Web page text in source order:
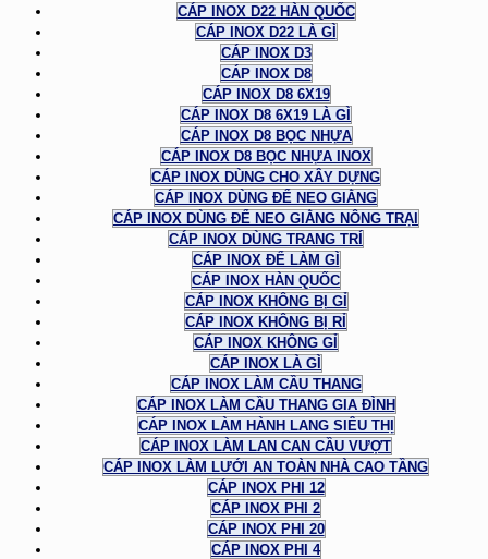
CÁP INOX D22 HÀN QUỐC
CÁP INOX D22 LÀ GÌ
CÁP INOX D3
CÁP INOX D8
CÁP INOX D8 6X19
CÁP INOX D8 6X19 LÀ GÌ
CÁP INOX D8 BỌC NHỰA
CÁP INOX D8 BỌC NHỰA INOX
CÁP INOX DÙNG CHO XÂY DỰNG
CÁP INOX DÙNG ĐỂ NEO GIẰNG
CÁP INOX DÙNG ĐỂ NEO GIẰNG NÔNG TRẠI
CÁP INOX DÙNG TRANG TRÍ
CÁP INOX ĐỂ LÀM GÌ
CÁP INOX HÀN QUỐC
CÁP INOX KHÔNG BỊ GỈ
CÁP INOX KHÔNG BỊ RỈ
CÁP INOX KHÔNG GỈ
CÁP INOX LÀ GÌ
CÁP INOX LÀM CẦU THANG
CÁP INOX LÀM CẦU THANG GIA ĐÌNH
CÁP INOX LÀM HÀNH LANG SIÊU THỊ
CÁP INOX LÀM LAN CAN CẦU VƯỢT
CÁP INOX LÀM LƯỚI AN TOÀN NHÀ CAO TẦNG
CÁP INOX PHI 12
CÁP INOX PHI 2
CÁP INOX PHI 20
CÁP INOX PHI 4